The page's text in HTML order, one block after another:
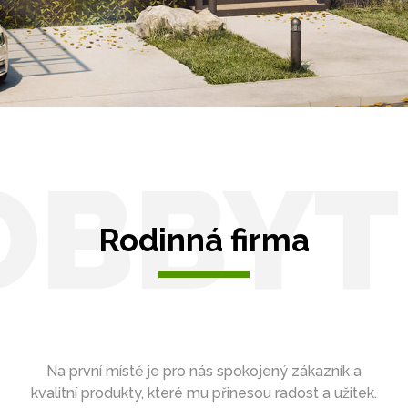
Rodinná firma
Na první místě je pro nás spokojený zákazník a
kvalitní produkty, které mu přinesou radost a užitek.